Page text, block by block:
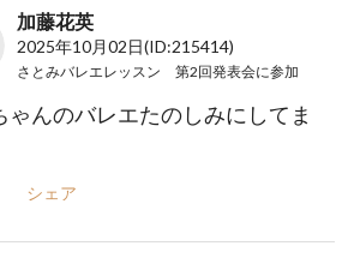
加藤花英
2025年10月02日(ID:215414)
さとみバレエレッスン 第2回発表会に参加
ゃんのバレエたのしみにしてま
シェア